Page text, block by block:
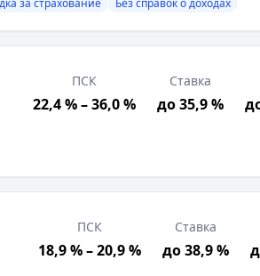
в РФ, Подтверждение дохода,
отчетность, Выписка по счету,
за страхование Без справок о доходах
ПСК
22,4 % – 36,0 %
Ставка
до 35,9 %
ПСК
18,9 % – 20,9 %
Ставка
до 38,9 %